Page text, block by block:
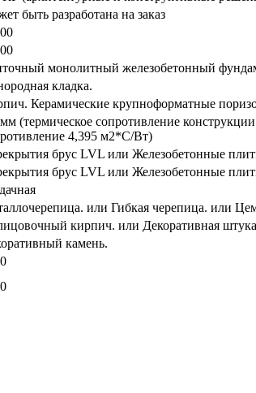
быть разработана на заказ
монолитный железобетонный
кладка.
Керамические крупноформатные
(термическое сопротивление
4,395 м2*С/Вт)
брус LVL или Железобетонные
брус LVL или Железобетонные
или Гибкая черепица. или
кирпич. или Декоративная
камень.